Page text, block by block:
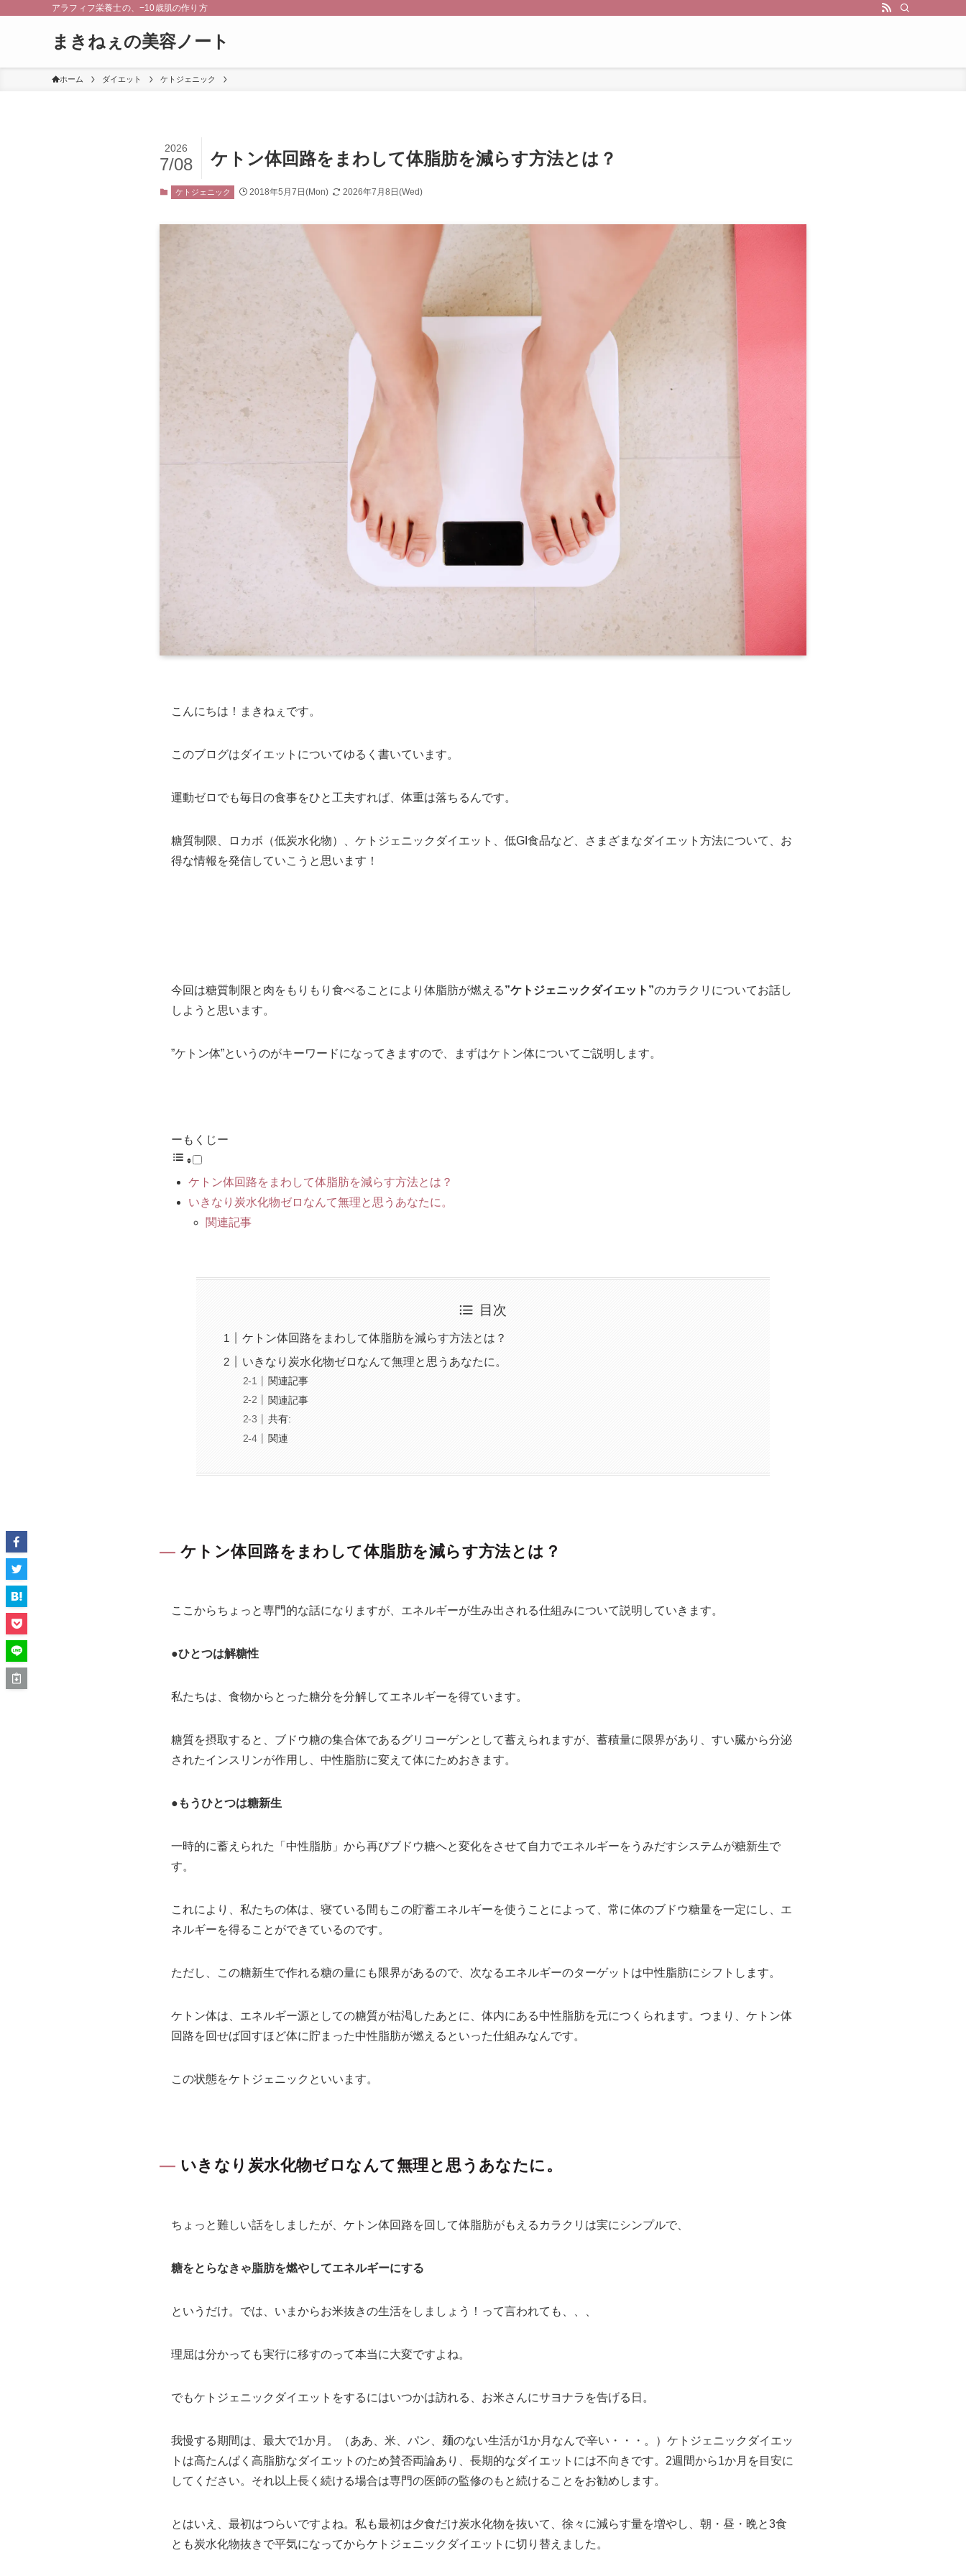
アラフィフ栄養士の、−10歳肌の作り方
まきねぇの美容ノート
ホーム ダイエット ケトジェニック
ケトン体回路をまわして体脂肪を減らす方法とは？
2026
7/08
ケトジェニック 2018年5月7日(Mon) 2026年7月8日(Wed)
こんにちは！まきねぇです。
このブログはダイエットについてゆるく書いています。
運動ゼロでも毎日の食事をひと工夫すれば、体重は落ちるんです。
糖質制限、ロカボ（低炭水化物）、ケトジェニックダイエット、低GI食品など、さまざまなダイエット方法について、お
得な情報を発信していこうと思います！
今回は糖質制限と肉をもりもり食べることにより体脂肪が燃える”ケトジェニックダイエット”のカラクリについてお話し
しようと思います。
”ケトン体”というのがキーワードになってきますので、まずはケトン体についてご説明します。
ーもくじー
ケトン体回路をまわして体脂肪を減らす方法とは？
いきなり炭水化物ゼロなんて無理と思うあなたに。
関連記事
目次
ケトン体回路をまわして体脂肪を減らす方法とは？
いきなり炭水化物ゼロなんて無理と思うあなたに。
関連記事
関連記事
共有:
関連
ケトン体回路をまわして体脂肪を減らす方法とは？
ここからちょっと専門的な話になりますが、エネルギーが生み出される仕組みについて説明していきます。
●ひとつは解糖性
私たちは、食物からとった糖分を分解してエネルギーを得ています。
糖質を摂取すると、ブドウ糖の集合体であるグリコーゲンとして蓄えられますが、蓄積量に限界があり、すい臓から分泌
されたインスリンが作用し、中性脂肪に変えて体にためおきます。
●もうひとつは糖新生
一時的に蓄えられた「中性脂肪」から再びブドウ糖へと変化をさせて自力でエネルギーをうみだすシステムが糖新生で
す。
これにより、私たちの体は、寝ている間もこの貯蓄エネルギーを使うことによって、常に体のブドウ糖量を一定にし、エ
ネルギーを得ることができているのです。
ただし、この糖新生で作れる糖の量にも限界があるので、次なるエネルギーのターゲットは中性脂肪にシフトします。
ケトン体は、エネルギー源としての糖質が枯渇したあとに、体内にある中性脂肪を元につくられます。つまり、ケトン体
回路を回せば回すほど体に貯まった中性脂肪が燃えるといった仕組みなんです。
この状態をケトジェニックといいます。
いきなり炭水化物ゼロなんて無理と思うあなたに。
ちょっと難しい話をしましたが、ケトン体回路を回して体脂肪がもえるカラクリは実にシンプルで、
糖をとらなきゃ脂肪を燃やしてエネルギーにする
というだけ。では、いまからお米抜きの生活をしましょう！って言われても、、、
理屈は分かっても実行に移すのって本当に大変ですよね。
でもケトジェニックダイエットをするにはいつかは訪れる、お米さんにサヨナラを告げる日。
我慢する期間は、最大で1か月。（ああ、米、パン、麺のない生活が1か月なんで辛い・・・。）ケトジェニックダイエッ
トは高たんぱく高脂肪なダイエットのため賛否両論あり、長期的なダイエットには不向きです。2週間から1か月を目安に
してください。それ以上長く続ける場合は専門の医師の監修のもと続けることをお勧めします。
とはいえ、最初はつらいですよね。私も最初は夕食だけ炭水化物を抜いて、徐々に減らす量を増やし、朝・昼・晩と3食
とも炭水化物抜きで平気になってからケトジェニックダイエットに切り替えました。